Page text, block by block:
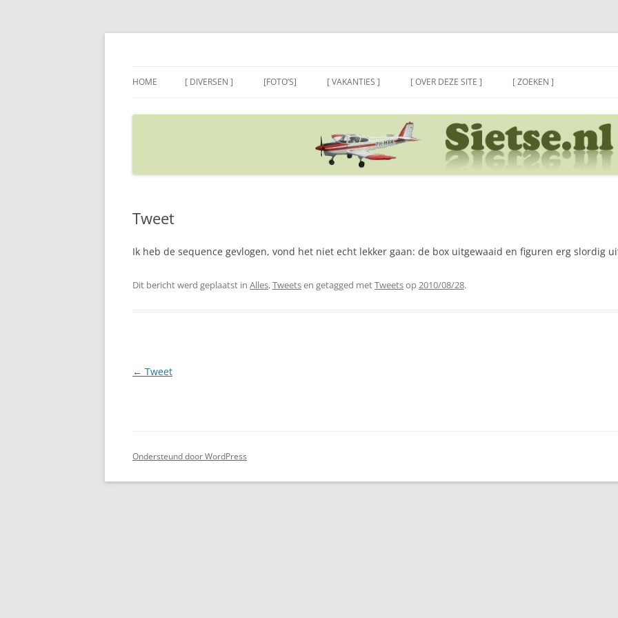
Ga
HOME [ DIVERSEN ] [FOTO’S] [ VAKANTIES ] [ OVER DEZE SITE ] [ ZOEKEN ]
Tweet
Ik heb de sequence gevlogen, vond het niet echt lekker gaan: de box uitgewaaid en figuren erg slordig
Dit bericht werd geplaatst in Alles,Tweetsen getagged metTweetsop2010/08/28.
Berichtnavigatie
← Tweet
Ondersteund door WordPress